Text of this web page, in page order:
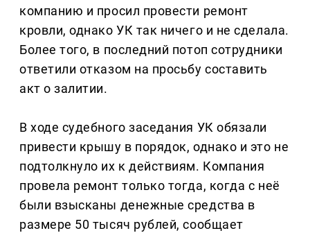
компанию и просил провести ремонт
кровли, однако УК так ничего и не сделала.
Более того, в последний потоп сотрудники
ответили отказом на просьбу составить
акт о залитии.
В ходе судебного заседания УК обязали
привести крышу в порядок, однако и это не
подтолкнуло их к действиям. Компания
провела ремонт только тогда, когда с неё
были взысканы денежные средства в
размере 50 тысяч рублей, сообщает